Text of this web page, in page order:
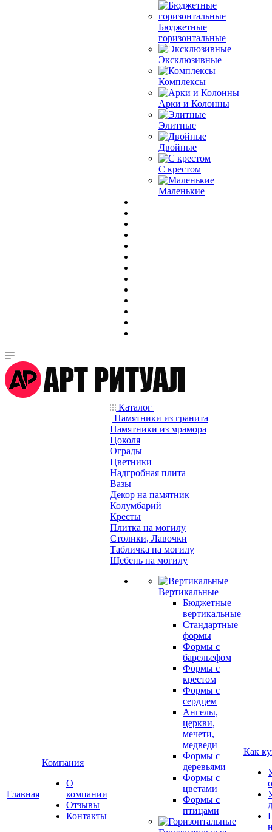
Бюджетные
горизонтальные
Эксклюзивные
Комплексы
Арки и Колонны
Элитные
Двойные
С крестом
Маленькие
Главная
Компания
О
компании
Отзывы
Контакты
Каталог
Памятники из гранита
Памятники из мрамора
Цоколя
Ограды
Цветники
Надгробная плита
Вазы
Декор на памятник
Колумбарий
Кресты
Плитка на могилу
Столики, Лавочки
Табличка на могилу
Щебень на могилу
Вертикальные
Бюджетные
вертикальные
Стандартные
формы
Формы с
барельефом
Формы с
крестом
Формы с
сердцем
Ангелы,
церкви,
мечети,
медведи
Формы с
деревьями
Формы с
цветами
Формы с
птицами
Как